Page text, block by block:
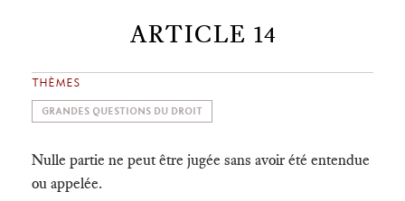
ARTICLE 14
THÈMES
GRANDES QUESTIONS DU DROIT
Nulle partie ne peut être jugée sans avoir été entendue
ou appelée.